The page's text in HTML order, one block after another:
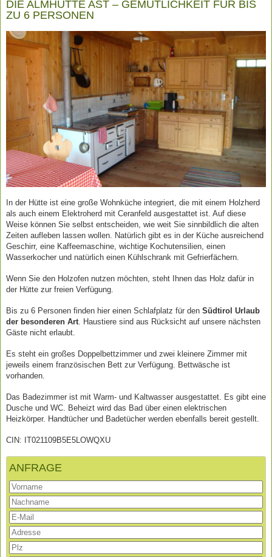
DIE ALMHÜTTE AST – GEMÜTLICHKEIT FÜR BIS
ZU 6 PERSONEN
In der Hütte ist eine große Wohnküche integriert, die mit einem Holzherd
als auch einem Elektroherd mit Ceranfeld ausgestattet ist. Auf diese
Weise können Sie selbst entscheiden, wie weit Sie sinnbildlich die alten
Zeiten aufleben lassen wollen. Natürlich gibt es in der Küche ausreichend
Geschirr, eine Kaffeemaschine, wichtige Kochutensilien, einen
Wasserkocher und natürlich einen Kühlschrank mit Gefrierfächern.
Wenn Sie den Holzofen nutzen möchten, steht Ihnen das Holz dafür in
der Hütte zur freien Verfügung.
Bis zu 6 Personen finden hier einen Schlafplatz für den Südtirol Urlaub
der besonderen Art. Haustiere sind aus Rücksicht auf unsere nächsten
Gäste nicht erlaubt.
Es steht ein großes Doppelbettzimmer und zwei kleinere Zimmer mit
jeweils einem französischen Bett zur Verfügung. Bettwäsche ist
vorhanden.
Das Badezimmer ist mit Warm- und Kaltwasser ausgestattet. Es gibt eine
Dusche und WC. Beheizt wird das Bad über einen elektrischen
Heizkörper. Handtücher und Badetücher werden ebenfalls bereit gestellt.
CIN: IT021109B5E5LOWQXU
ANFRAGE